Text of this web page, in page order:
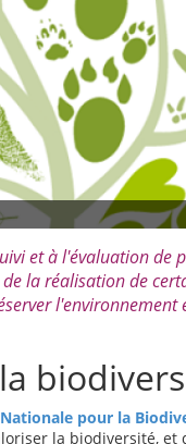
et à l'évaluation de
la réalisation de
l'environnement
pour la
la biodiversité, et